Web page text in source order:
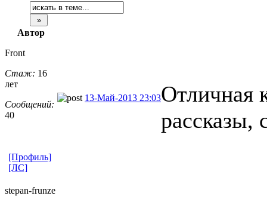
Автор
Front
Стаж: 16
лет
Сообщений:
40
13-Май-2013 23:03Отличная
рассказы,
[Профиль]
[ЛС]
stepan-frunz​e